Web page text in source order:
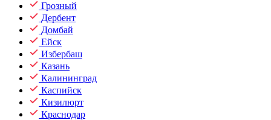
Грозный
Дербент
Домбай
Ейск
Избербаш
Казань
Калининград
Каспийск
Кизилюрт
Краснодар